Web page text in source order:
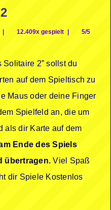
| 12.409x gespielt |
5/5
Solitaire 2” sollst du
auf dem Spieltisch zu
Maus oder deine Finger
Spielfeld an, die um
als dir Karte auf dem
Ende des Spiels
übertragen. Viel Spaß
dir Spiele Kostenlos